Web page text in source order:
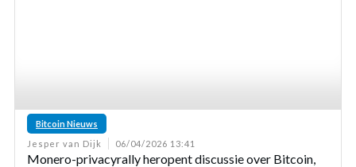
Bitcoin Nieuws
Jesper van Dijk
06/04/2026 13:41
Monero-privacyrally heropent discussie over Bitcoin,